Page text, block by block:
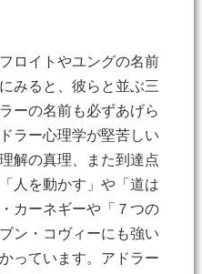
ロイトやユングの名前
みると、彼らと並ぶ三
ーの名前も必ずあげら
ラー心理学が堅苦しい
解の真理、また到達点
人を動かす」や「道は
カーネギーや「７つの
ン・コヴィーにも強い
っています。アドラー